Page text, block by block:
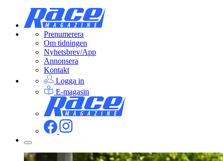
Prenumerera
Om tidningen
Nyhetsbrev/App
Annonsera
Kontakt
Logga in
E-magasin